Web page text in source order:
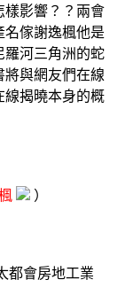
影響？？兩會
名傢謝逸楓他是
河三角洲的蛇
將與網友們在線
線揭曉本身的概
）
會房地工業